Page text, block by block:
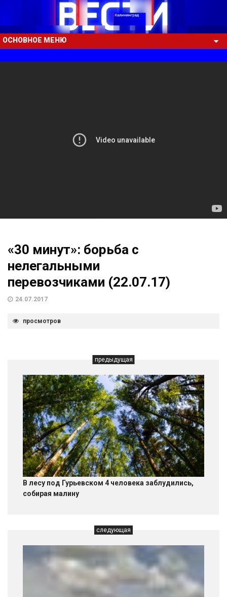
ОСНОВНОЕ МЕНЮ
«30 минут»: борьба с
нелегальными
перевозчиками (22.07.17)
24.07.2017
просмотров
предыдущая
В лесу под Гурьевском 4 человека заблудились,
собирая малину
следующая